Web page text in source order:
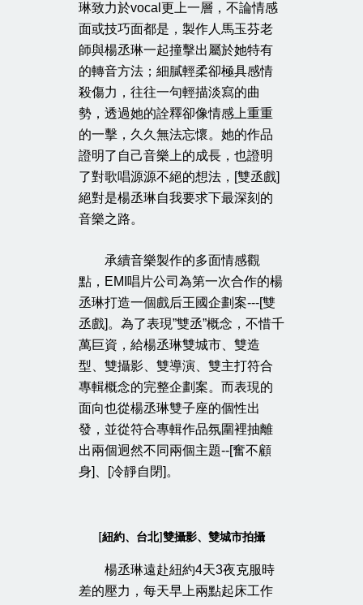
琳致力於vocal更上一層，不論情感
面或技巧面都是，製作人馬玉芬老
師與楊丞琳一起撞擊出屬於她特有
的轉音方法；細膩輕柔卻極具感情
殺傷力，往往一句輕描淡寫的曲
勢，透過她的詮釋卻像情感上重重
的一擊，久久無法忘懷。她的作品
證明了自己音樂上的成長，也證明
了對歌唱源源不絕的想法，[雙丞戲]
絕對是楊丞琳自我要求下最深刻的
音樂之路。
承續音樂製作的多面情感觀
點，EMI唱片公司為第一次合作的楊
丞琳打造一個戲后王國企劃案---[雙
丞戲]。為了表現”雙丞”概念，不惜千
萬巨資，給楊丞琳雙城市、雙造
型、雙攝影、雙導演、雙主打符合
專輯概念的完整企劃案。而表現的
面向也從楊丞琳雙子座的個性出
發，並從符合專輯作品氛圍裡抽離
出兩個迥然不同兩個主題--[奮不顧
身]、[冷靜自閉]。
[紐約、台北]雙攝影、雙城市拍攝
楊丞琳遠赴紐約4天3夜克服時
差的壓力，每天早上兩點起床工作